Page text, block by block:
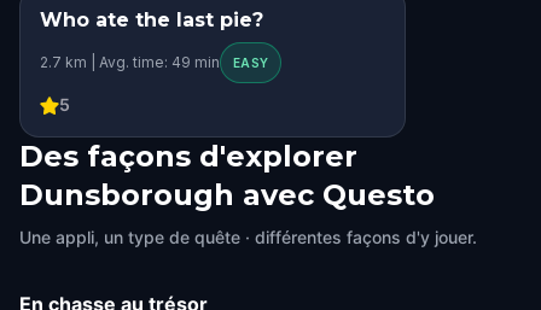
STEP INTO THE STORY
HIDDEN HISTORY
Who ate the last pie?
2.7 km | Avg. time: 49 min EASY
5
Des façons d'explorer
Dunsborough avec Questo
Une appli, un type de quête · différentes façons d'y jouer.
En chasse au trésor